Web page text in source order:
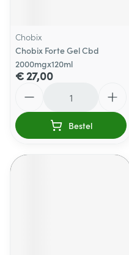
Chobix
Chobix Forte Gel Cbd
2000mgx120ml
€ 27,00
Bestel